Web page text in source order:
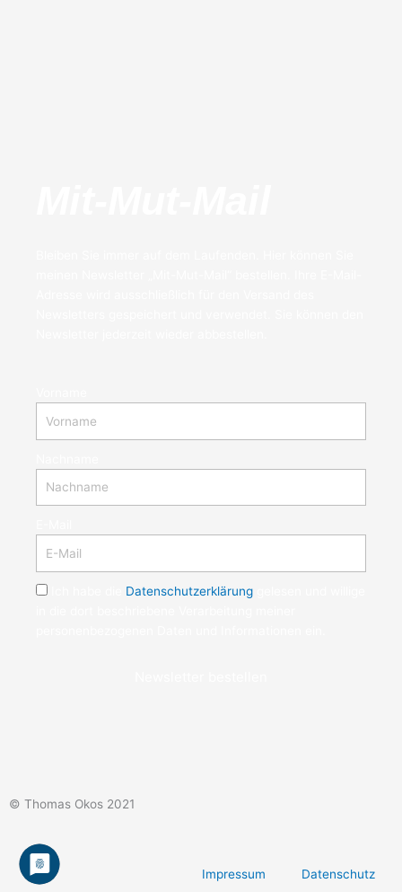
Datenschutzerklärung
© Thomas Okos 2021
Impressum Datenschutz